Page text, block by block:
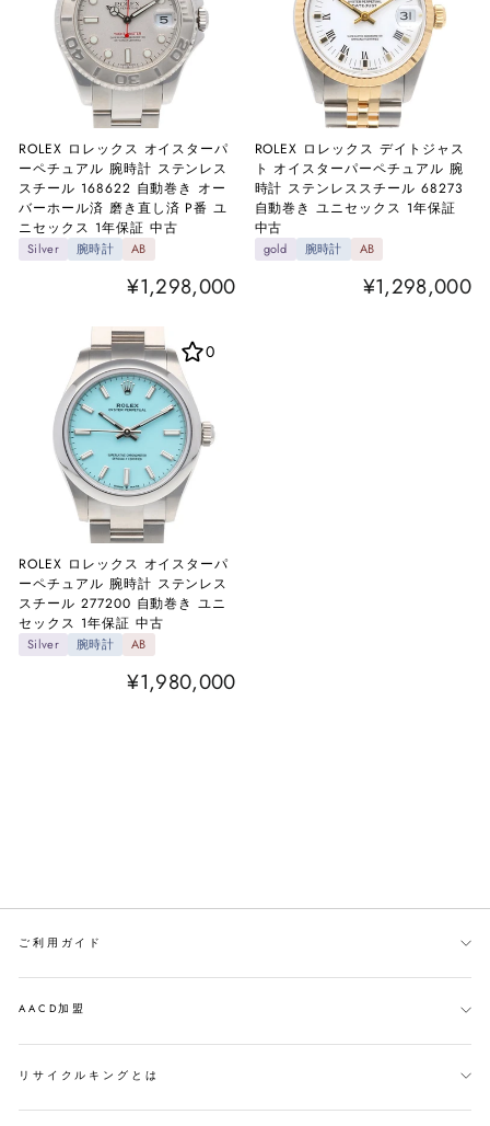
ROLEX ロレックス オイスターパ
ーペチュアル 腕時計 ステンレス
スチール 168622 自動巻き オー
バーホール済 磨き直し済 P番 ユ
ニセックス 1年保証 中古
Silver 腕時計 AB
¥1,298,000
ROLEX ロレックス デイトジャス
ト オイスターパーペチュアル 腕
時計 ステンレススチール 68273
自動巻き ユニセックス 1年保証
中古
gold 腕時計 AB
¥1,298,000
ROLEX ロレックス オイスターパ
ーペチュアル 腕時計 ステンレス
スチール 277200 自動巻き ユニ
セックス 1年保証 中古
Silver 腕時計 AB
¥1,980,000
0
ご利用ガイド
AACD加盟
リサイクルキングとは